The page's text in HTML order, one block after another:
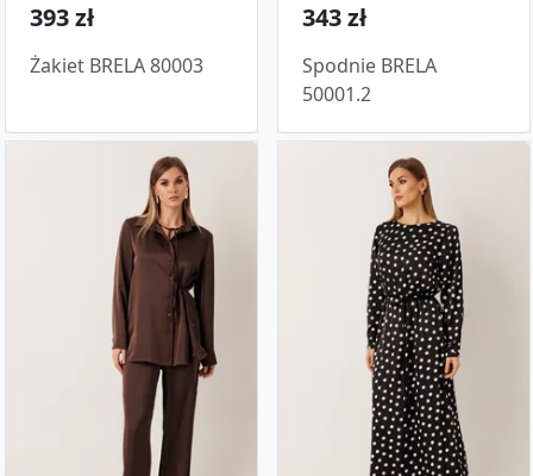
393 zł
Żakiet BRELA 80003
343 zł
Spodnie BRELA
50001.2